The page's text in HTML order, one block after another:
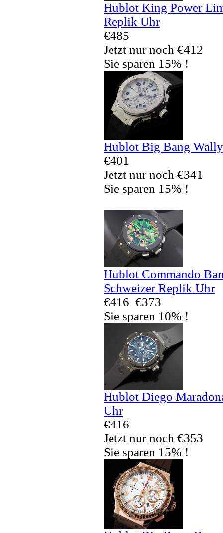
Hublot King Power
Replik Uhr
€485
Jetzt nur noch €412
Sie sparen 15% !
Hublot Big Bang
€401
Jetzt nur noch €341
Sie sparen 15% !
Hublot Commando
Schweizer Replik Uhr
€416 €373
Sie sparen 10% !
Hublot Diego
Uhr
€416
Jetzt nur noch €353
Sie sparen 15% !